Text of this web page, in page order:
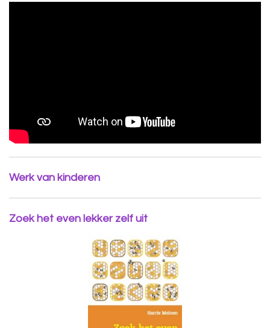
Werk van kinderen
Zoek het even lekker zelf uit